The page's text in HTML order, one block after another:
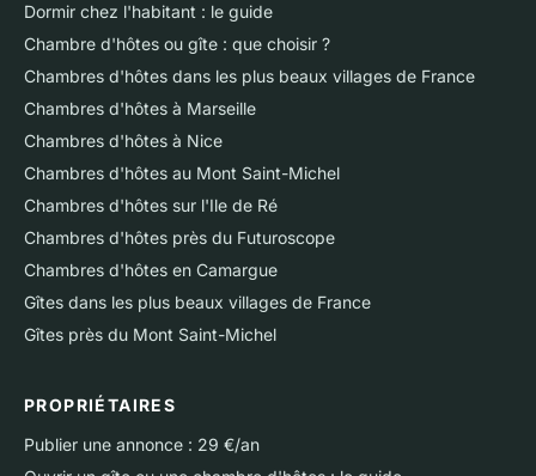
Dormir chez l'habitant : le guide
Chambre d'hôtes ou gîte : que choisir ?
Chambres d'hôtes dans les plus beaux villages de France
Chambres d'hôtes à Marseille
Chambres d'hôtes à Nice
Chambres d'hôtes au Mont Saint-Michel
Chambres d'hôtes sur l'Ile de Ré
Chambres d'hôtes près du Futuroscope
Chambres d'hôtes en Camargue
Gîtes dans les plus beaux villages de France
Gîtes près du Mont Saint-Michel
PROPRIÉTAIRES
Publier une annonce : 29 €/an